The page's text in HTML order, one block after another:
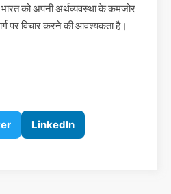
भारत को अपनी अर्थव्यवस्था के कमजोर
पर विचार करने की आवश्यकता है।
LinkedIn